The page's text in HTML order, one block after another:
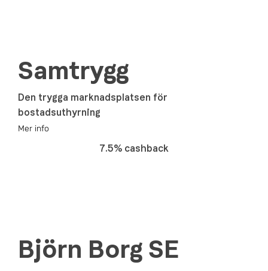
Samtrygg
Den trygga marknadsplatsen för
bostadsuthyrning
Mer info
7.5% cashback
Björn Borg SE